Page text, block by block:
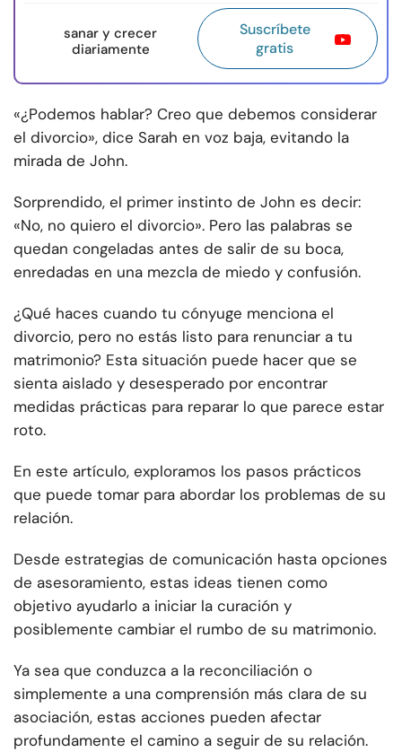
sanar y crecer
diariamente
Suscríbete
gratis
«¿Podemos hablar? Creo que debemos considerar
el divorcio», dice Sarah en voz baja, evitando la
mirada de John.
Sorprendido, el primer instinto de John es decir:
«No, no quiero el divorcio». Pero las palabras se
quedan congeladas antes de salir de su boca,
enredadas en una mezcla de miedo y confusión.
¿Qué haces cuando tu cónyuge menciona el
divorcio, pero no estás listo para renunciar a tu
matrimonio? Esta situación puede hacer que se
sienta aislado y desesperado por encontrar
medidas prácticas para reparar lo que parece estar
roto.
En este artículo, exploramos los pasos prácticos
que puede tomar para abordar los problemas de su
relación.
Desde estrategias de comunicación hasta opciones
de asesoramiento, estas ideas tienen como
objetivo ayudarlo a iniciar la curación y
posiblemente cambiar el rumbo de su matrimonio.
Ya sea que conduzca a la reconciliación o
simplemente a una comprensión más clara de su
asociación, estas acciones pueden afectar
profundamente el camino a seguir de su relación.